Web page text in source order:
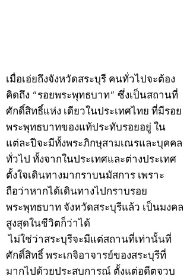
เมื่อเอ่ยถึงจังหวัดสระบุรี คนทั่วไปจะต้อง
คิดถึง “รอยพระพุทธบาท” ซึ่งเป็นสถานที่
ศักดิ์สิทธิ์แห่ง เดียวในประเทศไทย ที่มีรอย
พระพุทธบาทของแท้ประทับรอยอยู่ ใน
แต่ละปีจะมีทั้งพระภิกษุสามเณรและบุคคล
ทั่วไป ทั้งจากในประเทศและต่างประเทศ
ตั้งใจเดินทางมากราบนมัสการ เพราะ
ถือว่าหากได้เดินทางไปกราบรอย
พระพุทธบาท จังหวัดสระบุรีแล้ว เป็นมงคล
สูงสุดในชีวิตก็ว่าได้
ไม่ใช่ว่าสระบุรีจะมีแต่สถานที่เท่านั้นที่
ศักดิ์สิทธิ์ พระเกจิอาจารย์ของสระบุรีที่
มากไปด้วยประสบการณ์ ตั้งแต่อดีตจวบ